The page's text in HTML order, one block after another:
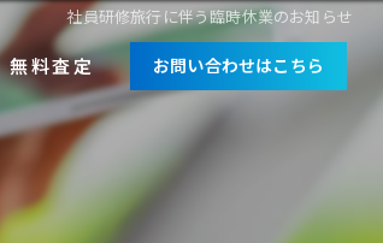
社員研修旅行に伴う臨時休業のお知らせ
お問い合わせはこちら
無料査定